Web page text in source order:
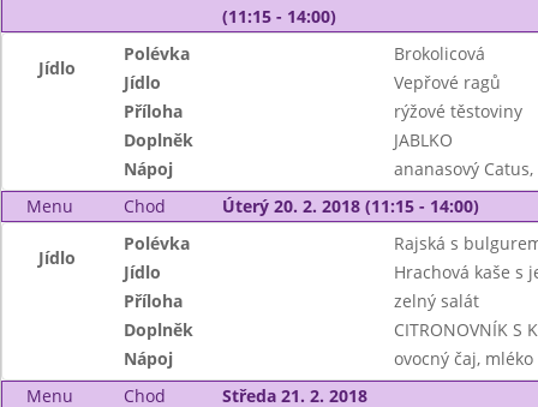
(11:15 - 14:00)
Jídlo
Polévka
Brokolicová
Jídlo
Vepřové ragů
Příloha
rýžové těstoviny
Doplněk
JABLKO
Nápoj
ananasový
Menu
Chod Úterý 20. 2. 2018 (11:15 - 14:00)
Jídlo
Polévka
Rajská s
Jídlo
Hrachová kaše s
Příloha
zelný salát
Doplněk
CITRONOVNÍK S
Nápoj
ovocný čaj, mléko
Menu
Chod
Středa 21. 2. 2018